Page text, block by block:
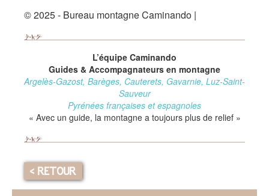
© 2025 - Bureau montagne Caminando |
L’équipe Caminando
Guides & Accompagnateurs en montagne
Argelès-Gazost, Barèges, Cauterets, Gavarnie, Luz-Saint-
Sauveur
Pyrénées françaises et espagnoles
« Avec un guide, la montagne a toujours plus de relief »
< RETOUR